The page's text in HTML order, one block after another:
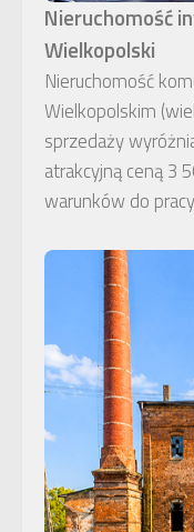
Nieruchomość
Wielkopolski
Nieruchomość
Wielkopolskim
sprzedaży
atrakcyjną ceną 3
warunków do